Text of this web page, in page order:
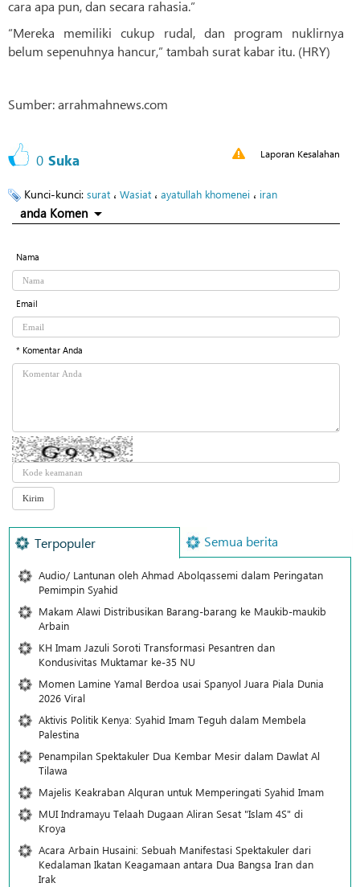
cara apa pun, dan secara rahasia.”
“Mereka memiliki cukup rudal, dan program nuklirnya
belum sepenuhnya hancur,” tambah surat kabar itu. (HRY)
Sumber: arrahmahnews.com
0 Suka Laporan Kesalahan
Kunci-kunci: surat ، Wasiat ، ayatullah khomenei ، iran
anda Komen
Nama
Email
* Komentar Anda
Terpopuler Semua berita
Audio/ Lantunan oleh Ahmad Abolqassemi dalam Peringatan
Pemimpin Syahid
Makam Alawi Distribusikan Barang-barang ke Maukib-maukib
Arbain
KH Imam Jazuli Soroti Transformasi Pesantren dan
Kondusivitas Muktamar ke-35 NU
Momen Lamine Yamal Berdoa usai Spanyol Juara Piala Dunia
2026 Viral
Aktivis Politik Kenya: Syahid Imam Teguh dalam Membela
Palestina
Penampilan Spektakuler Dua Kembar Mesir dalam Dawlat Al
Tilawa
Majelis Keakraban Alquran untuk Memperingati Syahid Imam
MUI Indramayu Telaah Dugaan Aliran Sesat "Islam 4S" di
Kroya
Acara Arbain Husaini: Sebuah Manifestasi Spektakuler dari
Kedalaman Ikatan Keagamaan antara Dua Bangsa Iran dan
Irak